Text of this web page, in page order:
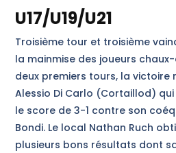
U17/U19/U21
Troisième tour et troisième
la mainmise des joueurs
deux premiers tours, la victoire
Alessio Di Carlo (Cortaillod) qui
le score de 3-1 contre son
Bondi. Le local Nathan Ruch
plusieurs bons résultats dont